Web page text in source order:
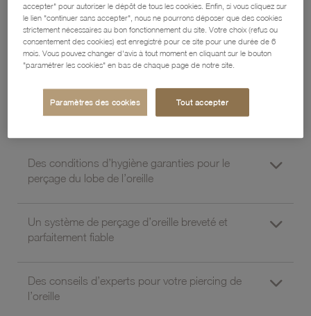
Des conditions d’hygiène garanties pour le perçage du lobe
de l’oreille Un système de perçage d’oreille breveté et
parfaitement fiable Des conseils d’experts pour votre piercing
de l’oreille Un accompagnement professionnel avant,
boucles d’oreilles pour tous les goûts
Des conditions d’hygiène garanties pour le
perçage du lobe de l’oreille
Un système de perçage d’oreille breveté et
parfaitement fiable
Des conseils d’experts pour votre piercing de
l’oreille
accepter" pour autoriser le dépôt de tous les cookies. Enfin, si vous cliquez sur
le lien "continuer sans accepter", nous ne pourrons déposer que des cookies
strictement nécessaires au bon fonctionnement du site. Votre choix (refus ou
consentement des cookies) est enregistré pour ce site pour une durée de 6
mois. Vous pouvez changer d'avis à tout moment en cliquant sur le bouton
"paramétrer les cookies" en bas de chaque page de notre site.
Paramètres des cookies Tout accepter